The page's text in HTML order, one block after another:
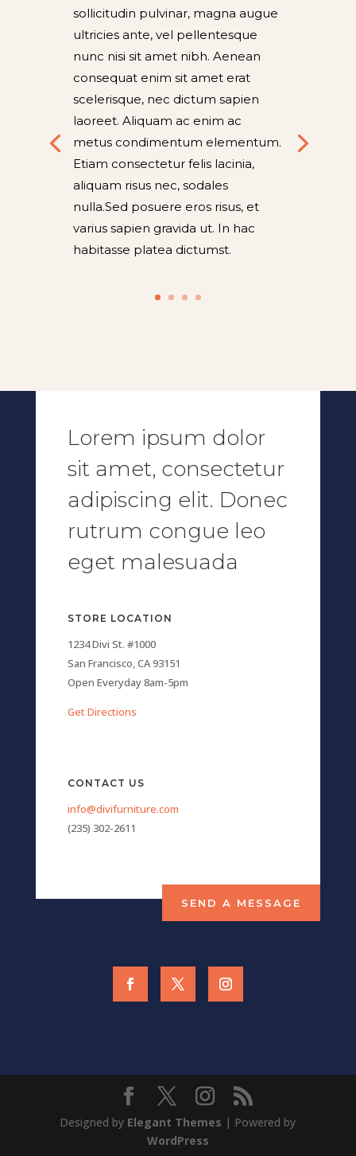
sollicitudin pulvinar, magna augue
ultricies ante, vel pellentesque
nunc nisi sit amet nibh. Aenean
consequat enim sit amet erat
scelerisque, nec dictum sapien
laoreet. Aliquam ac enim ac
metus condimentum elementum.
Etiam consectetur felis lacinia,
aliquam risus nec, sodales
nulla.Sed posuere eros risus, et
varius sapien gravida ut. In hac
habitasse platea dictumst.
Lorem ipsum dolor
sit amet, consectetur
adipiscing elit. Donec
rutrum congue leo
eget malesuada
STORE LOCATION
1234 Divi St. #1000
San Francisco, CA 93151
Open Everyday 8am-5pm
Get Directions
CONTACT US
info@divifurniture.com
(235) 302-2611
SEND A MESSAGE
Designed by Elegant Themes | Powered by
WordPress